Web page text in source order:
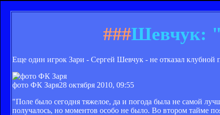
###Шевчук:
Еще один игрок Зари - Сергей Шевчук - не отказал клубной
фото ФК Заря28 октября 2010, 09:55
"Поле было сегодня тяжелое, да и погода была не самой
получалось, но моментов особо не было. Во втором тайме